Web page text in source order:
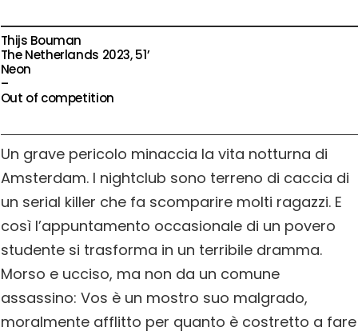
Thijs Bouman
The Netherlands 2023, 51’
Neon
–
Out of competition
Un grave pericolo minaccia la vita notturna di
Amsterdam. I nightclub sono terreno di caccia di
un serial killer che fa scomparire molti ragazzi. E
così l’appuntamento occasionale di un povero
studente si trasforma in un terribile dramma.
Morso e ucciso, ma non da un comune
assassino: Vos è un mostro suo malgrado,
moralmente afflitto per quanto è costretto a fare